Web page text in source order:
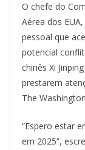
O chefe do
Aérea dos
pessoal que
potencial
chinês Xi
prestarem
The
“Espero estar
em 2025”,